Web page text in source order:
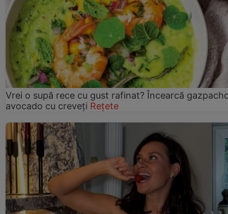
Vrei o supă rece cu gust rafinat? Încearcă
avocado cu creveți Rețete